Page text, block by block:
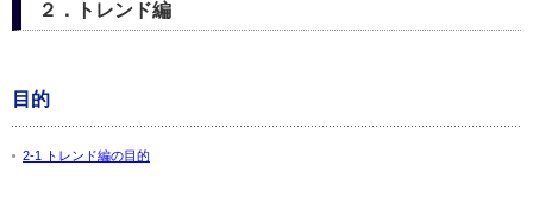
２．トレンド編
目的
2-1 トレンド編の目的